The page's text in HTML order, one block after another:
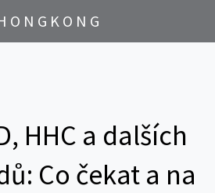
HHC a dalších
Co čekat a na